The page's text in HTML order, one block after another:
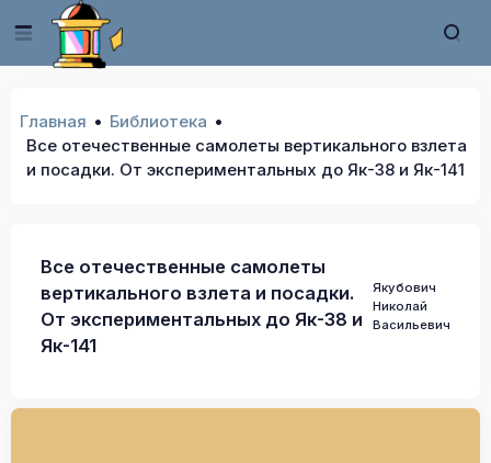
Главная
Библиотека
Все отечественные самолеты вертикального взлета
и посадки. От экспериментальных до Як-38 и Як-141
Все отечественные самолеты
вертикального взлета и посадки.
От экспериментальных до Як-38 и
Як-141
Якубович
Николай
Васильевич